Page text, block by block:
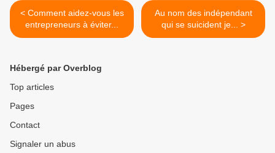
< Comment aidez-vous les
entrepreneurs à éviter...
Au nom des indépendant
qui se suicident je... >
Hébergé par Overblog
Top articles
Pages
Contact
Signaler un abus